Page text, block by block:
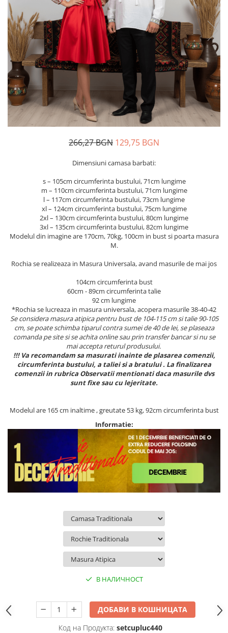
Дамски панталони
Дамски пуловери
Дамски сака
Дамски спортни комплекти
Дамски тениски
Дамски якета
Жилетка
Поли
Пояси за момчета
266,27 BGN 129,75 BGN
Dimensiuni camasa barbati:
s – 105cm circumferinta bustului, 71cm lungime
m – 110cm circumferinta bustului, 71cm lungime
l – 117cm circumferinta bustului, 73cm lungime
xl – 124cm circumferinta bustului, 75cm lungime
2xl – 130cm circumferinta bustului, 80cm lungime
3xl – 135cm circumferinta bustului, 82cm lungime
Modelul din imagine are 170cm, 70kg, 100cm in bust si poarta masura
M.
Rochia se realizeaza in Masura Universala, avand masurile de mai jos
104cm circumferinta bust
60cm - 89cm circumferinta talie
92 cm lungime
*Rochia se lucreaza in masura universala, acopera masurile 38-40-42
Se considera masura atipica pentru bust de 104-115 cm si talie 90-105
cm, se poate schimba tiparul contra sumei de 40 de lei, se plaseaza
comanda pe site si se achita online sau prin transfer bancar si nu se
mai accepta returul produsului.
!!! Va recomandam sa masurati inainte de plasarea comenzii,
circumferinta bustului, a taliei si a bratului . La finalizarea
comenzii in rubrica Observatii mentionati daca masurile dvs
sunt fixe sau cu lejeritate.
Modelul are 165 cm inaltime , greutate 53 kg, 92cm circumferinta bust
Informatie:
В НАЛИЧНОСТ
ДОБАВИ В КОШНИЦАТА
Код на Продукта: setcupluc440